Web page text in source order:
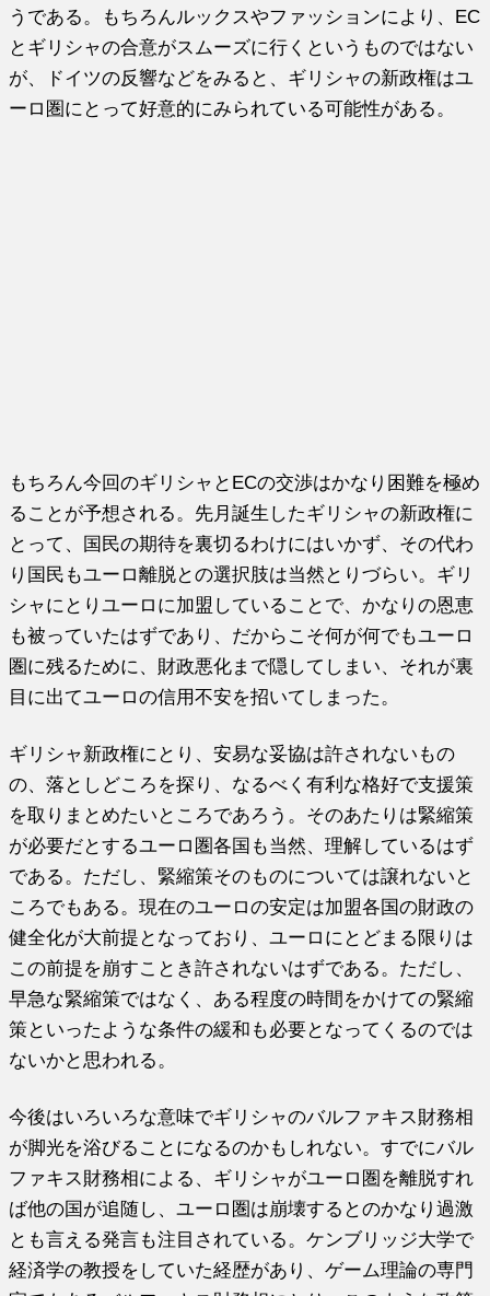
うである。もちろんルックスやファッションにより、EC
とギリシャの合意がスムーズに行くというものではない
が、ドイツの反響などをみると、ギリシャの新政権はユ
ーロ圏にとって好意的にみられている可能性がある。
もちろん今回のギリシャとECの交渉はかなり困難を極め
ることが予想される。先月誕生したギリシャの新政権に
とって、国民の期待を裏切るわけにはいかず、その代わ
り国民もユーロ離脱との選択肢は当然とりづらい。ギリ
シャにとりユーロに加盟していることで、かなりの恩恵
も被っていたはずであり、だからこそ何が何でもユーロ
圏に残るために、財政悪化まで隠してしまい、それが裏
目に出てユーロの信用不安を招いてしまった。
ギリシャ新政権にとり、安易な妥協は許されないもの
の、落としどころを探り、なるべく有利な格好で支援策
を取りまとめたいところであろう。そのあたりは緊縮策
が必要だとするユーロ圏各国も当然、理解しているはず
である。ただし、緊縮策そのものについては譲れないと
ころでもある。現在のユーロの安定は加盟各国の財政の
健全化が大前提となっており、ユーロにとどまる限りは
この前提を崩すことき許されないはずである。ただし、
早急な緊縮策ではなく、ある程度の時間をかけての緊縮
策といったような条件の緩和も必要となってくるのでは
ないかと思われる。
今後はいろいろな意味でギリシャのバルファキス財務相
が脚光を浴びることになるのかもしれない。すでにバル
ファキス財務相による、ギリシャがユーロ圏を離脱すれ
ば他の国が追随し、ユーロ圏は崩壊するとのかなり過激
とも言える発言も注目されている。ケンブリッジ大学で
経済学の教授をしていた経歴があり、ゲーム理論の専門